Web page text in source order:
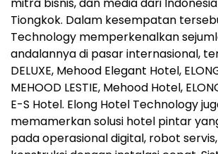
Tiongkok. Dalam kesempatan
Technology memperkenalkan
andalannya di pasar internasional,
DELUXE, Mehood Elegant Hotel,
MEHOOD LESTIE, Mehood Hotel,
E-S Hotel. Elong Hotel Technology
memamerkan solusi hotel pintar
pada operasional digital, robot